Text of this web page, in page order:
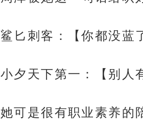
鲨匕刺客：【你都没蓝
小夕天下第一：【别人
她可是很有职业素养的